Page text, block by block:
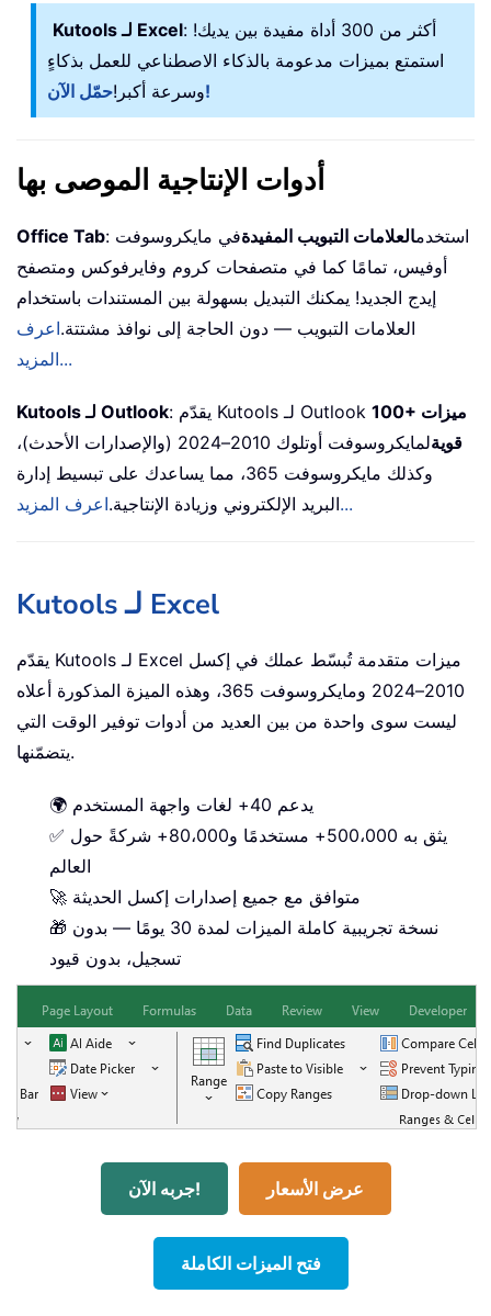
Kutools لـ Excel: أكثر من 300 أداة مفيدة بين يديك!
استمتع بميزات مدعومة بالذكاء الاصطناعي للعمل بذكاءٍ
وسرعة أكبر!حمّل الآن!
أدوات الإنتاجية الموصى بها
Office Tab : استخدمالعلامات التبويب المفيدةفي مايكروسوفت
أوفيس، تمامًا كما في متصفحات كروم وفايرفوكس ومتصفح
إيدج الجديد! يمكنك التبديل بسهولة بين المستندات باستخدام
العلامات التبويب — دون الحاجة إلى نوافذ مشتتة.اعرف
المزيد...
Kutools لـ Outlook : يقدّم Kutools لـ Outlook 100+ ميزات
قوية
لمايكروسوفت أوتلوك 2010–2024 (والإصدارات الأحدث)،
وكذلك مايكروسوفت 365، مما يساعدك على تبسيط إدارة
البريد الإلكتروني وزيادة الإنتاجية.اعرف المزيد...
Kutools لـ Excel
يقدّم Kutools لـ Excel ميزات متقدمة تُبسّط عملك في إكسل
2010–2024 ومايكروسوفت 365، وهذه الميزة المذكورة أعلاه
ليست سوى واحدة من بين العديد من أدوات توفير الوقت التي
يتضمّنها.
🌍 يدعم 40+ لغات واجهة المستخدم
✅ يثق به 500،000+ مستخدمًا و80،000+ شركةً حول
العالم
🚀 متوافق مع جميع إصدارات إكسل الحديثة
🎁 نسخة تجريبية كاملة الميزات لمدة 30 يومًا — بدون
تسجيل، بدون قيود
جربه الآن! عرض الأسعار
فتح الميزات الكاملة